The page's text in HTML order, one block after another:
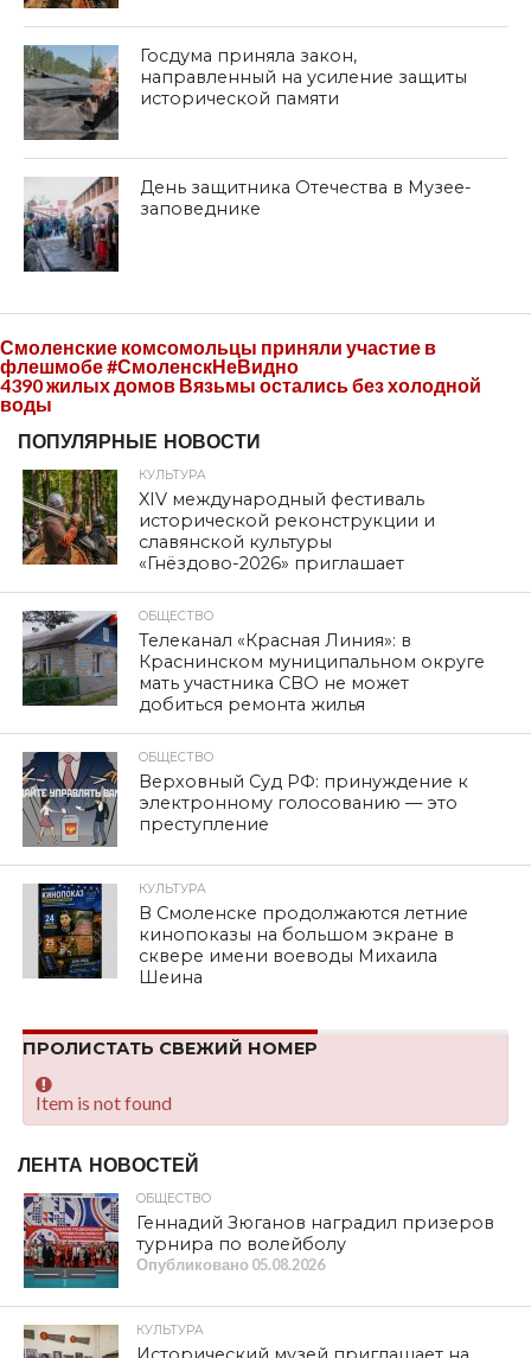
Госдума приняла закон,
направленный на усиление защиты
исторической памяти
День защитника Отечества в Музее-
заповеднике
Смоленские комсомольцы приняли участие в
флешмобе #СмоленскНеВидно
4390 жилых домов Вязьмы остались без холодной
воды
ПОПУЛЯРНЫЕ НОВОСТИ
КУЛЬТУРА
XIV международный фестиваль
исторической реконструкции и
славянской культуры
«Гнёздово-2026» приглашает
ОБЩЕСТВО
Телеканал «Красная Линия»: в
Краснинском муниципальном округе
мать участника СВО не может
добиться ремонта жилья
ОБЩЕСТВО
Верховный Суд РФ: принуждение к
электронному голосованию — это
преступление
КУЛЬТУРА
В Смоленске продолжаются летние
кинопоказы на большом экране в
сквере имени воеводы Михаила
Шеина
ПРОЛИСТАТЬ СВЕЖИЙ НОМЕР
Item is not found
ЛЕНТА НОВОСТЕЙ
ОБЩЕСТВО
Геннадий Зюганов наградил призеров
турнира по волейболу
Опубликовано 05.08.2026
КУЛЬТУРА